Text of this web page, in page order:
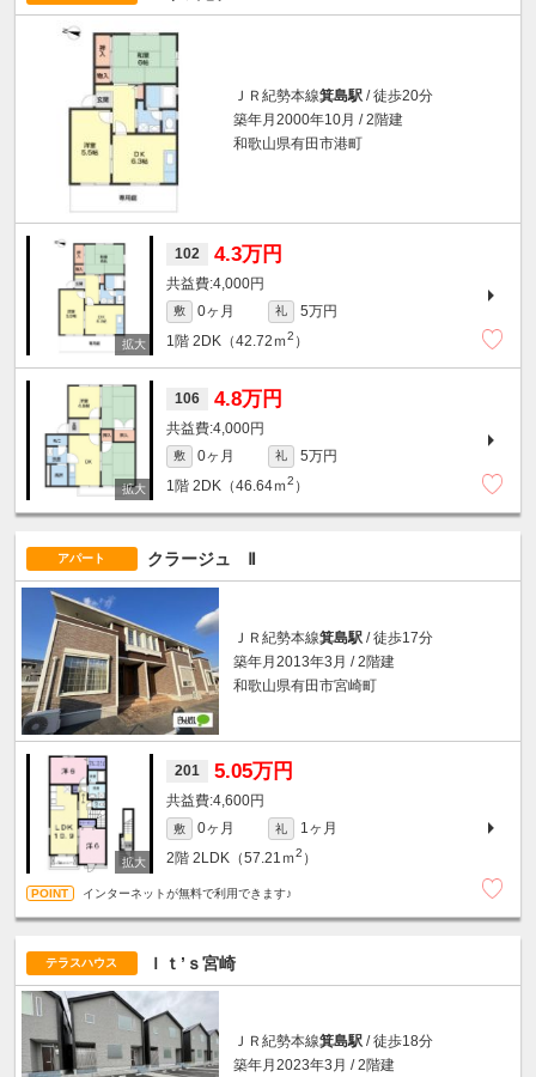
ＪＲ紀勢本線箕島駅 / 徒歩20分
築年月2000年10月 / 2階建
和歌山県有田市港町
102 4.3万円
4,000円
敷 0ヶ月 礼
5万円
1階 2DK（42.72ｍ2 ）
106 4.8万円
4,000円
敷 0ヶ月 礼
5万円
1階 2DK（46.64ｍ2 ）
アパート クラージュ Ⅱ
ＪＲ紀勢本線箕島駅 / 徒歩17分
築年月2013年3月 / 2階建
和歌山県有田市宮崎町
201 5.05万円
4,600円
敷 0ヶ月 礼
1ヶ月
2階 2LDK（57.21ｍ2 ）
インターネットが無料で利用できます♪
テラスハウス Ｉｔ’ｓ宮崎
ＪＲ紀勢本線箕島駅 / 徒歩18分
築年月2023年3月 / 2階建